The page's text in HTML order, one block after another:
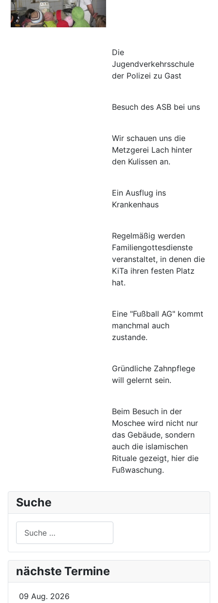
Suche
nächste Termine
09 Aug. 2026
Die
Jugendverkehrsschule
der Polizei zu Gast
Besuch des ASB bei uns
Wir schauen uns die
Metzgerei Lach hinter
den Kulissen an.
Ein Ausflug ins
Krankenhaus
Regelmäßig werden
Familiengottesdienste
veranstaltet, in denen die
KiTa ihren festen Platz
hat.
Eine "Fußball AG" kommt
manchmal auch
zustande.
Gründliche Zahnpflege
will gelernt sein.
Beim Besuch in der
Moschee wird nicht nur
das Gebäude, sondern
auch die islamischen
Rituale gezeigt, hier die
Fußwaschung.